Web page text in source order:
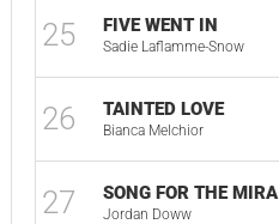
25 FIVE WENT IN
Sadie Laflamme-Snow
26 TAINTED LOVE
Bianca Melchior
27 SONG FOR THE MIRA
Jordan Doww